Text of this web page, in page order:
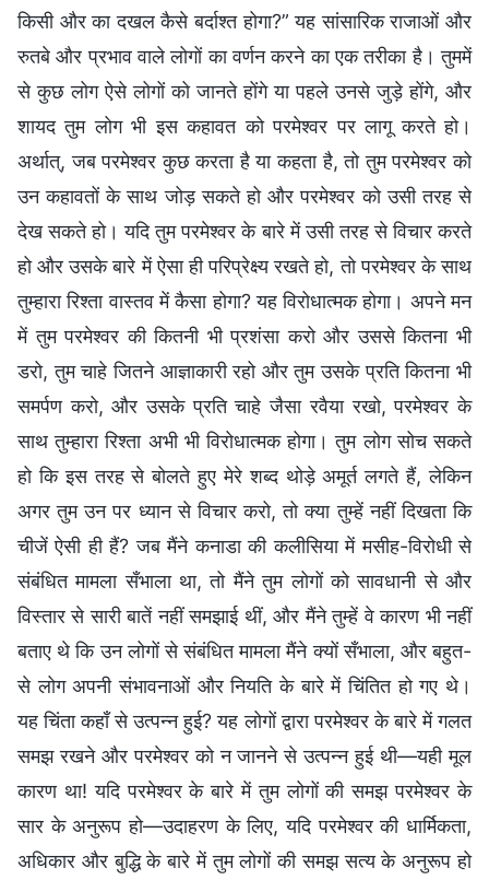
किसी और का दखल कैसे बर्दाश्त होगा?” यह सांसारिक राजाओं और
रुतबे और प्रभाव वाले लोगों का वर्णन करने का एक तरीका है। तुममें
से कुछ लोग ऐसे लोगों को जानते होंगे या पहले उनसे जुड़े होंगे, और
शायद तुम लोग भी इस कहावत को परमेश्वर पर लागू करते हो।
अर्थात्, जब परमेश्वर कुछ करता है या कहता है, तो तुम परमेश्वर को
उन कहावतों के साथ जोड़ सकते हो और परमेश्वर को उसी तरह से
देख सकते हो। यदि तुम परमेश्वर के बारे में उसी तरह से विचार करते
हो और उसके बारे में ऐसा ही परिप्रेक्ष्य रखते हो, तो परमेश्वर के साथ
तुम्हारा रिश्ता वास्तव में कैसा होगा? यह विरोधात्मक होगा। अपने मन
में तुम परमेश्वर की कितनी भी प्रशंसा करो और उससे कितना भी
डरो, तुम चाहे जितने आज्ञाकारी रहो और तुम उसके प्रति कितना भी
समर्पण करो, और उसके प्रति चाहे जैसा रवैया रखो, परमेश्वर के
साथ तुम्हारा रिश्ता अभी भी विरोधात्मक होगा। तुम लोग सोच सकते
हो कि इस तरह से बोलते हुए मेरे शब्द थोड़े अमूर्त लगते हैं, लेकिन
अगर तुम उन पर ध्यान से विचार करो, तो क्या तुम्हें नहीं दिखता कि
चीजें ऐसी ही हैं? जब मैंने कनाडा की कलीसिया में मसीह-विरोधी से
संबंधित मामला सँभाला था, तो मैंने तुम लोगों को सावधानी से और
विस्तार से सारी बातें नहीं समझाई थीं, और मैंने तुम्हें वे कारण भी नहीं
बताए थे कि उन लोगों से संबंधित मामला मैंने क्यों सँभाला, और बहुत-
से लोग अपनी संभावनाओं और नियति के बारे में चिंतित हो गए थे।
यह चिंता कहाँ से उत्पन्न हुई? यह लोगों द्वारा परमेश्वर के बारे में गलत
समझ रखने और परमेश्वर को न जानने से उत्पन्न हुई थी—यही मूल
कारण था! यदि परमेश्वर के बारे में तुम लोगों की समझ परमेश्वर के
सार के अनुरूप हो—उदाहरण के लिए, यदि परमेश्वर की धार्मिकता,
अधिकार और बुद्धि के बारे में तुम लोगों की समझ सत्य के अनुरूप हो